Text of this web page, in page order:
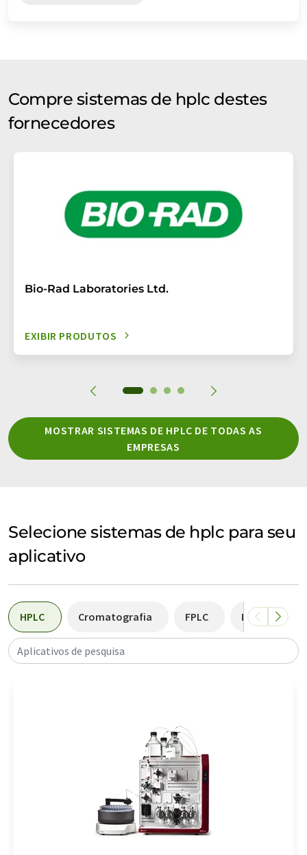
Compre sistemas de hplc destes
fornecedores
Bio-Rad Laboratories Ltd.
EXIBIR PRODUTOS
MOSTRAR SISTEMAS DE HPLC DE TODAS AS
EMPRESAS
Selecione sistemas de hplc para seu
aplicativo
HPLC Cromatografia FPLC Purificação
Aplicativos de pesquisa